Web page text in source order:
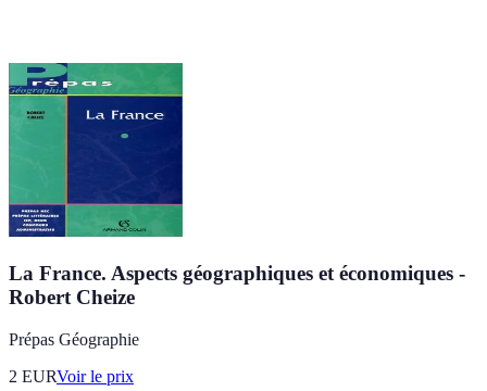
La France. Aspects géographiques et économiques -
Robert Cheize
Prépas Géographie
2 EURVoir le prix